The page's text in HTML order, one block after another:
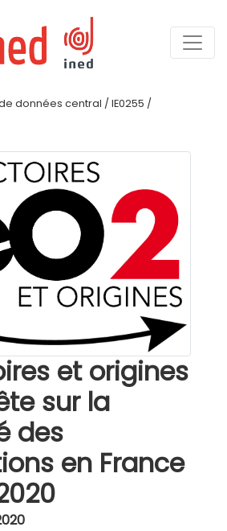
données central / IE0255 /
et origines
sur la
des
en France